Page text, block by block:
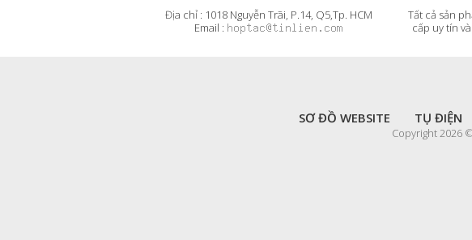
Địa chỉ : 1018 Nguyễn Trãi, P.14, Q5,Tp. HCM
Email :
Tất cả sản
cấp uy tín
SƠ ĐỒ WEBSITE TỤ ĐIỆN
Copyright 2026